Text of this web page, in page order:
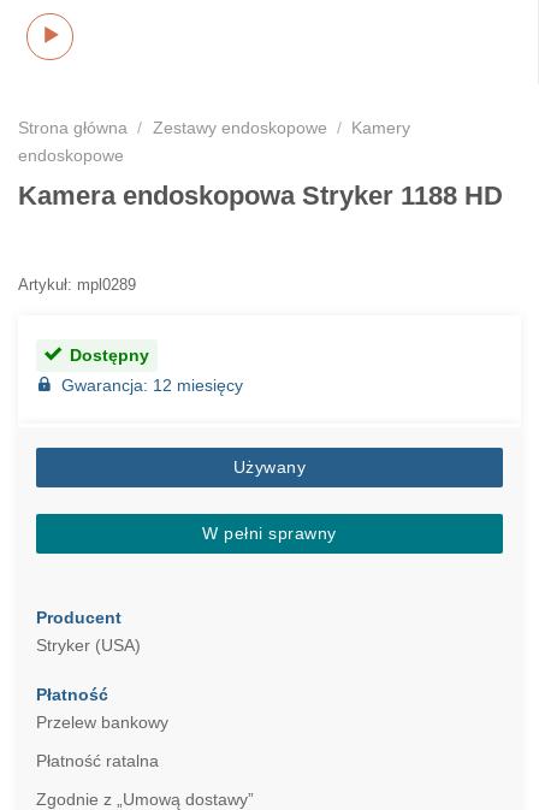
Strona główna / Zestawy endoskopowe / Kamery
endoskopowe
Kamera endoskopowa Stryker 1188 HD
Artykuł: mpl0289
Dostępny
Gwarancja: 12 miesięcy
Używany
W pełni sprawny
Producent
Stryker (USA)
Płatność
Przelew bankowy
Płatność ratalna
Zgodnie z „Umową dostawy”